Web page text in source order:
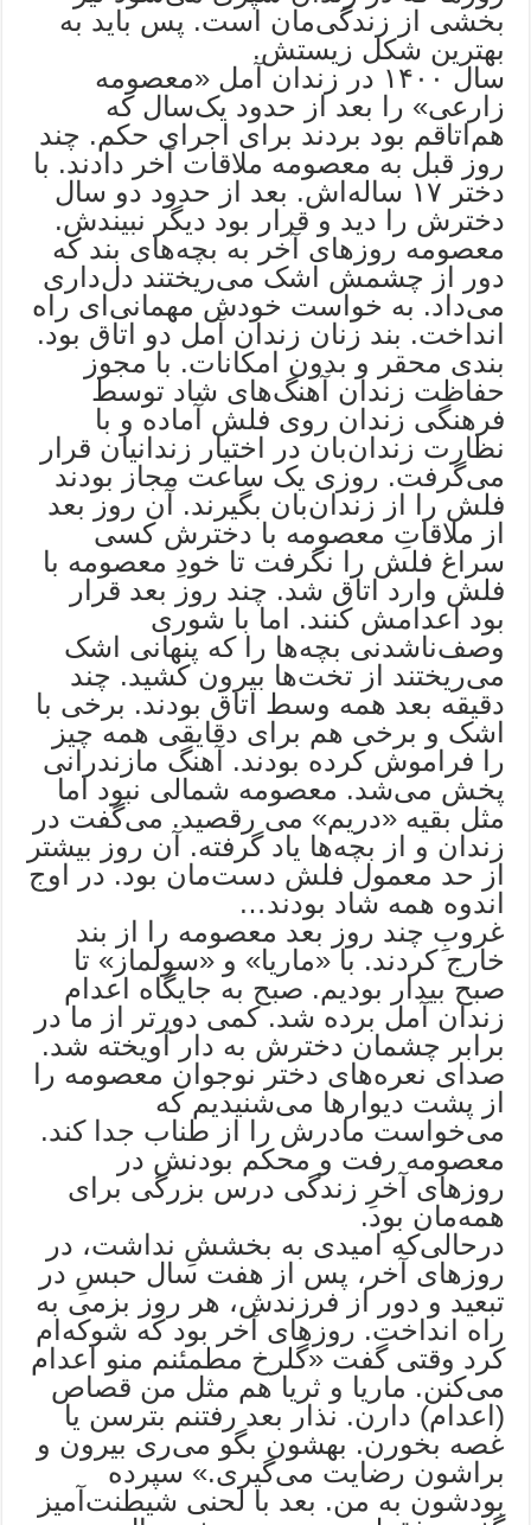
بخشی از زندگی‌مان است. پس باید به
بهترین شکل زیستش.
سال ۱۴۰۰ در زندان آمل «معصومه
زارعی» را بعد از حدود یک‌سال که
هم‌اتاقم بود بردند برای اجرای حکم. چند
روز قبل به معصومه ملاقات آخر دادند. با
دختر ۱۷ ساله‌اش. بعد از حدود دو سال
دخترش را دید و قرار بود دیگر نبیندش.
معصومه روزهای آخر به بچه‌های بند که
دور از چشمش اشک می‌ریختند دل‌داری
می‌داد. به خواست خودش مهمانی‌ای راه
انداخت. بند زنان زندان آمل دو اتاق بود.
بندی محقر و بدون امکانات. با مجوز
حفاظت زندان آهنگ‌های شاد توسط
فرهنگی زندان روی فلش آماده و با
نظارت زندان‌بان در اختیار زندانیان قرار
می‌گرفت. روزی یک ساعت مجاز بودند
فلش را از زندان‌بان بگیرند. آن روز بعد
از ملاقاتِ معصومه با دخترش کسی
سراغ فلش را نگرفت تا خودِ معصومه با
فلش وارد اتاق شد. چند روز بعد قرار
بود اعدامش کنند. اما با شوری
وصف‌ناشدنی بچه‌ها را که پنهانی اشک
می‌ریختند از تخت‌ها بیرون کشید. چند
دقیقه بعد همه وسط اتاق بودند. برخی با
اشک و برخی هم برای دقایقی همه چیز
را فراموش کرده بودند. آهنگ مازندرانی
پخش می‌شد. معصومه شمالی نبود اما
مثل بقیه «دریم» می رقصید. می‌گفت در
زندان و از بچه‌ها یاد گرفته. آن روز بیشتر
از حد معمول فلش دست‌مان بود. در اوج
اندوه همه شاد بودند…
غروبِ چند روز بعد معصومه را از بند
خارج کردند. با «ماریا» و «سولماز» تا
صبح بیدار بودیم. صبح به جایگاه اعدام
زندان آمل برده شد. کمی دورتر از ما در
برابر چشمان دخترش به دار آویخته شد.
صدای نعره‌های دختر نوجوان معصومه را
از پشت دیوارها می‌شنیدیم که
می‌خواست مادرش را از طناب جدا کند.
معصومه رفت و محکم بودنش در
روزهای آخرِ زندگی درس بزرگی برای
همه‌مان بود.
درحالی‌که امیدی به بخششِ نداشت، در
روزهای آخر، پس از هفت سال حبسِ در
تبعید و دور از فرزندش، هر روز بزمی به
راه انداخت. روزهای آخر بود که شوکه‌ام
کرد وقتی گفت «گلرخ مطمئنم منو اعدام
می‌کنن. ماریا و ثریا هم مثل من قصاص
(اعدام) دارن. نذار بعد رفتنم بترسن یا
غصه بخورن. بهشون بگو می‌ری بیرون و
براشون رضایت می‌گیری.» سپرده
بودشون به من. بعد با لحنی شیطنت‌آمیز